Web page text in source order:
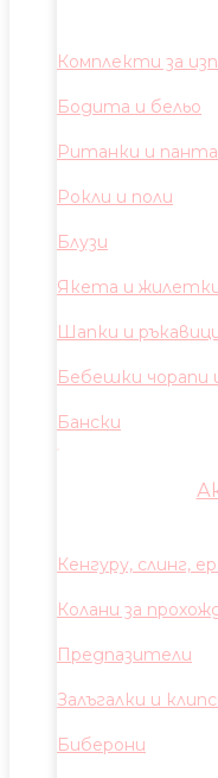
Комплекти за
Бодита и бельо
Ританки и
Рокли и поли
Блузи
Якета и
Шапки и
Бебешки чорапи
Бански
Кенгуру, слинг,
Колани за
Предпазители
Залъгалки и
Биберони